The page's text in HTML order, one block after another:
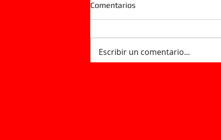
Comentarios
Escribir un comentario...